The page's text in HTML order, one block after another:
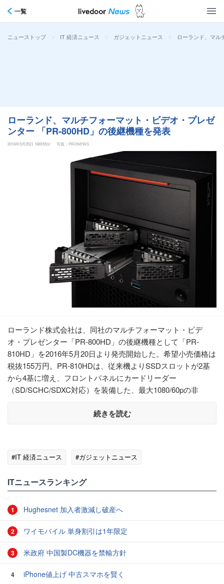
一覧
ニューストップ > IT 経済ニュース > ガジェットニュース > ローランド、マ
ローランド、マルチフォーマット・ビデオ・プレゼ
ンター 「PR-800HD」の後継機種を発表
2016年5月25日 16時55分 写真：PRONEWS
ローランド株式会社は、同社のマルチフォーマット・ビデ
オ・プレゼンター「PR-800HD」の後継機種として「PR-
810HD」を2016年5月20日より発売開始した。希望小売価格は
税抜155万円。PR-810HDは、従来機よりSSDスロットが2基
から4基に増え、フロントパネルにカードリーダー
（SD/SCHC/SDXC対応）を装備した、最大1080/60pの非
続きを読む
#IT 経済ニュース #ガジェットニュース
ITニュースランキング
1 Hughesnet 加入者激減し破産へ
2 ワイモバイル 単身割引は1年限定
3 米政府 中国製DC機器を禁輸方針
4 iPhone値上げ 中古スマホを賢く